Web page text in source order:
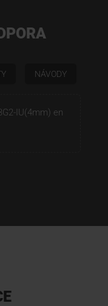
NÁVODY
IU(4mm) en